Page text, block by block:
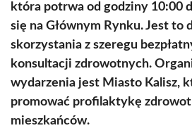
która potrwa od godziny 10:00
się na Głównym Rynku. Jest to
skorzystania z szeregu
konsultacji zdrowotnych.
wydarzenia jest Miasto Kalisz,
promować profilaktykę
mieszkańców.